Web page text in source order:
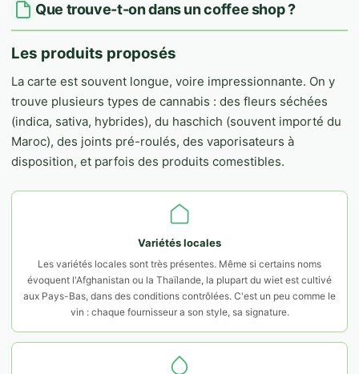
Que trouve-t-on dans un coffee shop ?
Les produits proposés
La carte est souvent longue, voire impressionnante. On y
trouve plusieurs types de cannabis : des fleurs séchées
(indica, sativa, hybrides), du haschich (souvent importé du
Maroc), des joints pré-roulés, des vaporisateurs à
disposition, et parfois des produits comestibles.
Variétés locales
Les variétés locales sont très présentes. Même si certains noms
évoquent l'Afghanistan ou la Thaïlande, la plupart du wiet est cultivé
aux Pays-Bas, dans des conditions contrôlées. C'est un peu comme le
vin : chaque fournisseur a son style, sa signature.